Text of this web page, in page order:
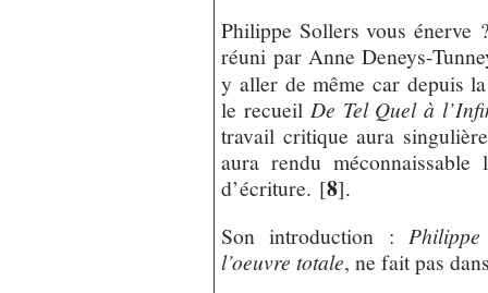
Philippe Sollers vous
réuni par Anne Deneys-
y aller de même car depuis
le recueil De Tel Quel à
travail critique aura
aura rendu méconnaissable
d’écriture. [8].
Son introduction :
l’oeuvre totale, ne fait pas